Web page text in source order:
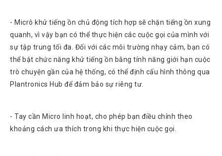
HỖ
TRỢ
Đặt
Hàng
Online
Giới
Phẩm
- Micrô khử tiếng ồn chủ động tích hợp sẽ chặn tiếng ồn xung
quanh, vì vậy bạn có thể thực hiện các cuộc gọi của mình với
sự tập trung tối đa. Đối với các môi trường nhạy cảm, bạn có
thể bật chức năng khử tiếng ồn bằng tính năng giới hạn cuộc
trò chuyện gần của hệ thống, có thể định cấu hình thông qua
Plantronics Hub để đảm bảo sự riêng tư.
- Tay cần Micro linh hoạt, cho phép bạn điều chỉnh theo
khoảng cách ưa thích trong khi thực hiện cuộc gọi.